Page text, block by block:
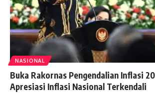
NASIONAL
Buka Rakornas Pengendalian Inflasi
Apresiasi Inflasi Nasional Terkendali